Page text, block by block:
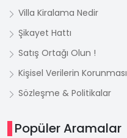
Villa Kiralama Nedir
Şikayet Hattı
Satış Ortağı Olun !
Kişisel Verilerin Korunması
Sözleşme & Politikalar
Popüler Aramalar